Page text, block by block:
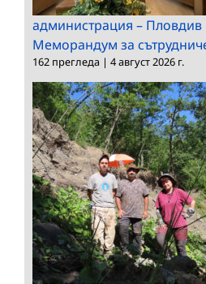
администрация – Пловдив
Меморандум за
162 прегледа | 4 август 2026 г.